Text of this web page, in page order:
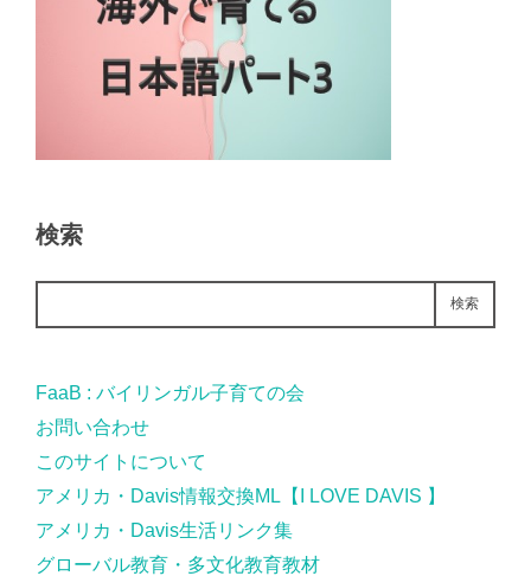
検索
検索
FaaB : バイリンガル子育ての会
お問い合わせ
このサイトについて
アメリカ・Davis情報交換ML【I LOVE DAVIS 】
アメリカ・Davis生活リンク集
グローバル教育・多文化教育教材